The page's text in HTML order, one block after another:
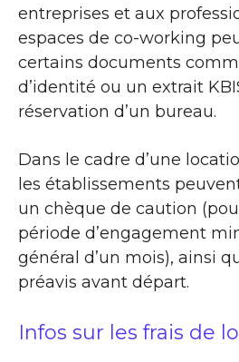
entreprises et aux
espaces de co-working
certains documents
d’identité ou un extrait
réservation d’un bureau.
Dans le cadre d’une
les établissements
un chèque de caution
période d’engagement
général d’un mois), ainsi
préavis avant départ.
Infos sur les frais de